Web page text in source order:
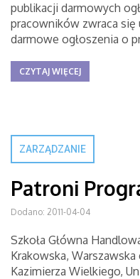
publikacji darmowych
pracowników zwraca
darmowe ogłoszenia o
CZYTAJ WIĘCEJ
ZARZĄDZANIE
Patroni
Dodano: 2011-04-04
Szkoła Główna
Krakowska,
Kazimierza Wielkiego,